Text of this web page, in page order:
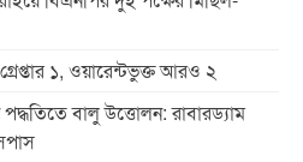
১, ওয়ারেন্টভুক্ত আরও ২
বালু উত্তোলন: রাবারড্যাম